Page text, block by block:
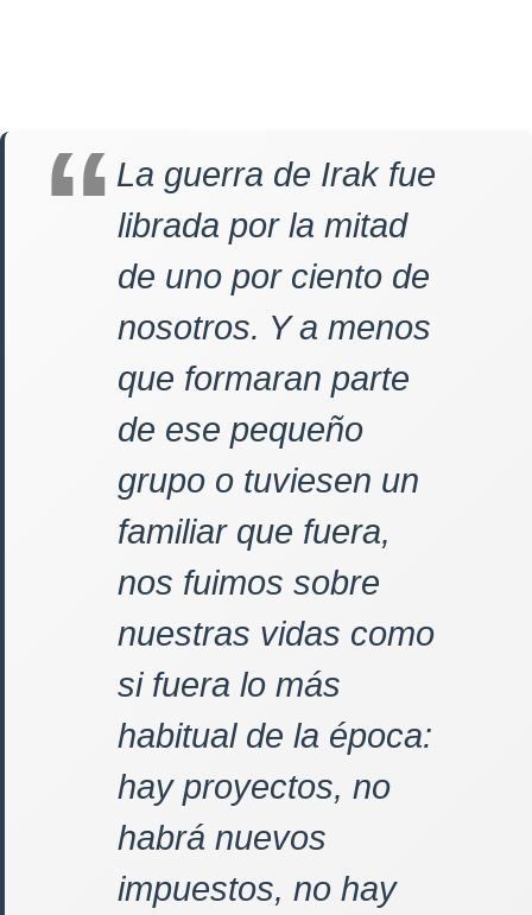
La guerra de Irak fue
librada por la mitad
de uno por ciento de
nosotros. Y a menos
que formaran parte
de ese pequeño
grupo o tuviesen un
familiar que fuera,
nos fuimos sobre
nuestras vidas como
si fuera lo más
habitual de la época:
hay proyectos, no
habrá nuevos
impuestos, no hay